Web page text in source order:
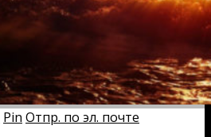
Pin Отпр. по эл. почте